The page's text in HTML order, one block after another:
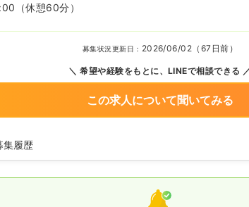
（休憩60分）
募集状況更新日： 2026/06/02（67日前）
希望や経験をもとに、LINEで相談できる
この求人について聞いてみる
集履歴
護師の募集を休止